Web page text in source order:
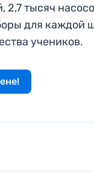
2,7 тысяч
для каждой
учеников.